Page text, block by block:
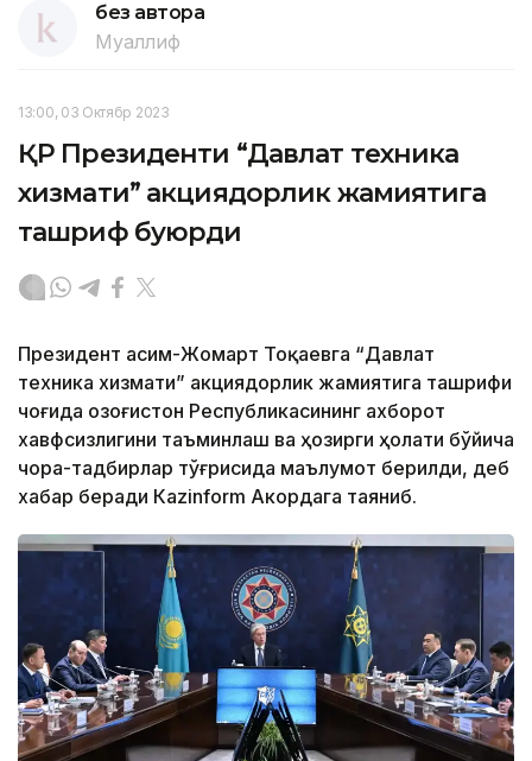
без автора
Муаллиф
13:00, 03 Октябр 2023
ҚР Президенти “Давлат техника
хизмати” акциядорлик жамиятига
ташриф буюрди
Президент Қасим-Жомарт Тоқаевга “Давлат
техника хизмати” акциядорлик жамиятига ташрифи
чоғида Қозоғистон Республикасининг ахборот
хавфсизлигини таъминлаш ва ҳозирги ҳолати бўйича
чора-тадбирлар тўғрисида маълумот берилди, деб
хабар беради Каzinform Акордага таяниб.